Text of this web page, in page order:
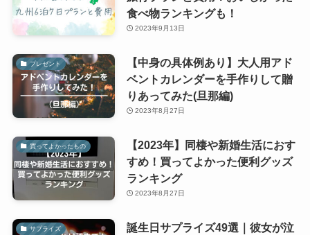
食べ物ランキングも！
2023年9月13日
プレゼント
【中身の具体例あり】大人用アド
ベントカレンダーを手作りして贈
りあってみた(旦那編)
2023年8月27日
買ってよかったもの
【2023年】同棲や新婚生活におす
すめ！買ってよかった便利グッズ
ランキング
2023年8月27日
サプライズ
誕生日サプライズ49選｜彼女が泣